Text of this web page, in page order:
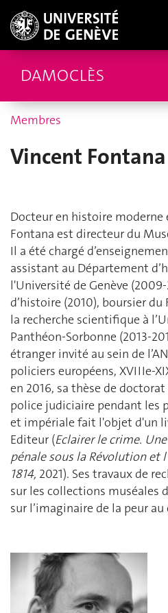
DAMOCLÈS
Membres
Vincent Fontana
Docteur en histoire
Fontana est directeur du
Il a été chargé
assistant au Département
l'Université de Genève
d’histoire (2010), boursier
la recherche scientifique à
Panthéon-Sorbonne (2013-
étranger invité au sein de
policiers européens, XVIIIe-
en 2016, sa thèse de
police judiciaire pendant les
et impériale fait l'objet d'un
Editeur (Eclairer le crime.
pénale sous la Révolution et
1814, 2021). Ses travaux de
sur les collections muséales
sur l’imaginaire de la peur au